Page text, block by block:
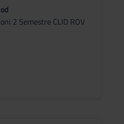
2 Semestre CLID ROV